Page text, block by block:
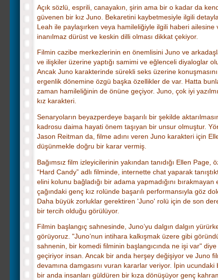
Açık sözlü, esprili, canayakın, şirin ama bir o kadar da
güvenen bir kız Juno. Bekaretini kaybetmesiyle ilgili
Leah ile paylaşırken veya hamileliğiyle ilgili haberi ailesine
inanılmaz dürüst ve keskin dilli olması dikkat çekiyor.
Filmin cazibe merkezlerinin en önemlisini Juno ve
ve ilişkiler üzerine yaptığı samimi ve eğlenceli diyaloglar
Ancak Juno karakterinde sürekli seks üzerine
ergenlik dönemine özgü başka özellikler de var. Hatta
zaman hamileliğinin de önüne geçiyor. Juno, çok iyi
kız karakteri.
Senaryoların beyazperdeye başarılı bir şekilde
kadrosu daima hayati önem taşıyan bir unsur olmuştur.
Jason Reitman da, filme adını veren Juno karakteri için
düşünmekle doğru bir karar vermiş.
Bağımsız film izleyicilerinin yakından tanıdığı Ellen Page,
“Hard Candy” adlı filminde, internette chat yaparak
elini kolunu bağladığı bir adama yapmadığını bırakmayan
çağındaki genç kız rolünde başarılı performansıyla göz
Daha büyük zorluklar gerektiren 'Juno' rolü için de son
bir tercih olduğu görülüyor.
Filmin başlangıç sahnesinde, Juno’yu dalgın dalgın
görüyoruz. "Juno’nun intihara kalkışmak üzere gibi
sahnenin, bir komedi filminin başlangıcında ne işi var"
geçiriyor insan. Ancak bir anda herşey değişiyor ve Juno
devamına damgasını vuran kararlar veriyor. İpin ucundaki
bir anda insanları güldüren bir kıza dönüşüyor genç